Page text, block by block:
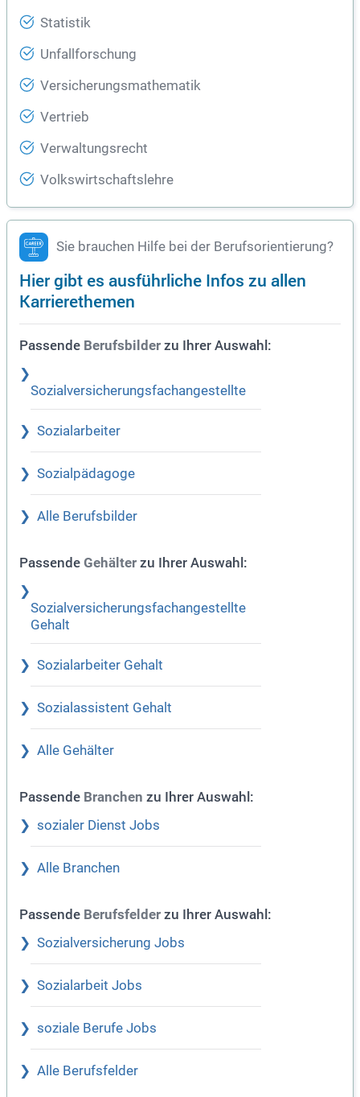
Statistik
Unfallforschung
Versicherungsmathematik
Vertrieb
Verwaltungsrecht
Volkswirtschaftslehre
Sie brauchen Hilfe bei der Berufsorientierung?
Hier gibt es ausführliche Infos zu allen
Karrierethemen
Passende Berufsbilder zu Ihrer Auswahl:
Sozialversicherungsfachangestellte
Sozialarbeiter
Sozialpädagoge
Alle Berufsbilder
Passende Gehälter zu Ihrer Auswahl:
Sozialversicherungsfachangestellte
Gehalt
Sozialarbeiter Gehalt
Sozialassistent Gehalt
Alle Gehälter
Passende Branchen zu Ihrer Auswahl:
sozialer Dienst Jobs
Alle Branchen
Passende Berufsfelder zu Ihrer Auswahl:
Sozialversicherung Jobs
Sozialarbeit Jobs
soziale Berufe Jobs
Alle Berufsfelder